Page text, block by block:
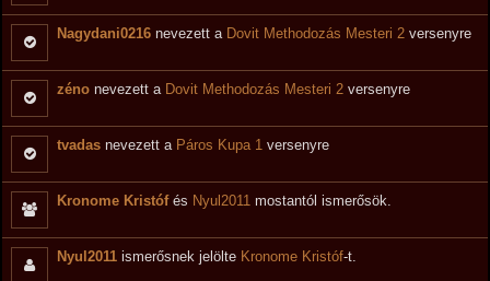
Nagydani0216 nevezett a Dovit Methodozás Mesteri 2 versenyre
zéno nevezett a Dovit Methodozás Mesteri 2 versenyre
tvadas nevezett a Páros Kupa 1 versenyre
Kronome Kristófés Nyul2011 mostantól ismerősök.
Nyul2011 ismerősnek jelölte Kronome Kristóf-t.